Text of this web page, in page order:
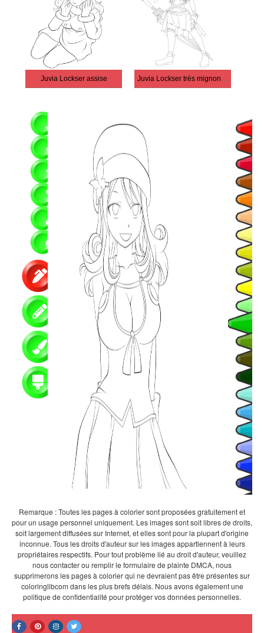
Juvia Lockser assise Juvia Lockser très mignonne
Remarque : Toutes les pages à colorier sont proposées gratuitement et
pour un usage personnel uniquement. Les images sont soit libres de droits,
soit largement diffusées sur Internet, et elles sont pour la plupart d'origine
inconnue. Tous les droits d'auteur sur les images appartiennent à leurs
propriétaires respectifs. Pour tout problème lié au droit d'auteur, veuillez
nous contacter ou remplir le formulaire de plainte DMCA, nous
supprimerons les pages à colorier qui ne devraient pas être présentes sur
coloringlibcom dans les plus brefs délais. Nous avons également une
politique de confidentialité pour protéger vos données personnelles.